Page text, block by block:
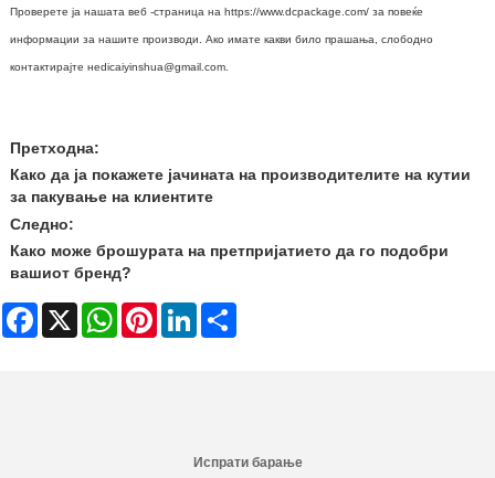
Проверете ја нашата веб -страница на https://www.dcpackage.com/ за повеќе
информации за нашите производи. Ако имате какви било прашања, слободно
контактирајте неdicaiyinshua@gmail.com.
Претходна:
Како да ја покажете јачината на производителите на кутии
за пакување на клиентите
Следно:
Како може брошурата на претпријатието да го подобри
вашиот бренд?
Facebook WhatsAppPinterest LinkedIn
Испрати барање